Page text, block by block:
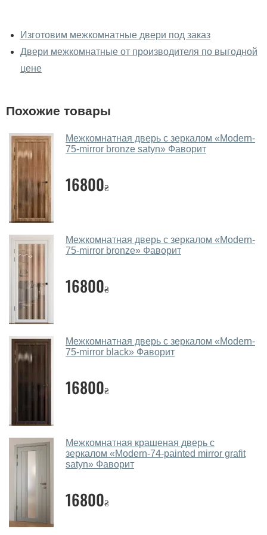
межкомнатные двери фаворит
вживую?
Да, можно посмотреть межкомнатные двери фаворит
дверей.
межкомнатные двери фаворит?
Да. Мы консультируем покупателей
через мессенджеры, онлайн чат или непосредственно
Какие основные особенности и
преимущества ваших межкомнатных
Каркас полотна межкомнатных дверей производится
из евробруса (собственной сушки), который
Благодаря такой толщине МДФ, вся конструкция
выходит очень крепкой и надежной.
Какие межкомнатные двери фаворит
посоветуете?
Наши рекомендации зависят от необходимых
Подбор межкомнатных дверей ТМ Фаворит ведется
индивидуально для каждого посетителя.
Да, делаем. Наши специалисты могут произвести
замер и консультацию на выезде. Каждый сотрудник
Изготовим межкомнатные двери под заказ
Двери межкомнатные от производителя по выгодной
цене
Похожие товары
Межкомнатная дверь с зеркалом «Modern-
75-mirror bronze satyn» Фаворит
16800₴
Межкомнатная дверь с зеркалом «Modern-
75-mirror bronze» Фаворит
16800₴
Межкомнатная дверь с зеркалом «Modern-
75-mirror black» Фаворит
16800₴
Межкомнатная крашеная дверь с
зеркалом «Modern-74-painted mirror grafit
satyn» Фаворит
16800₴